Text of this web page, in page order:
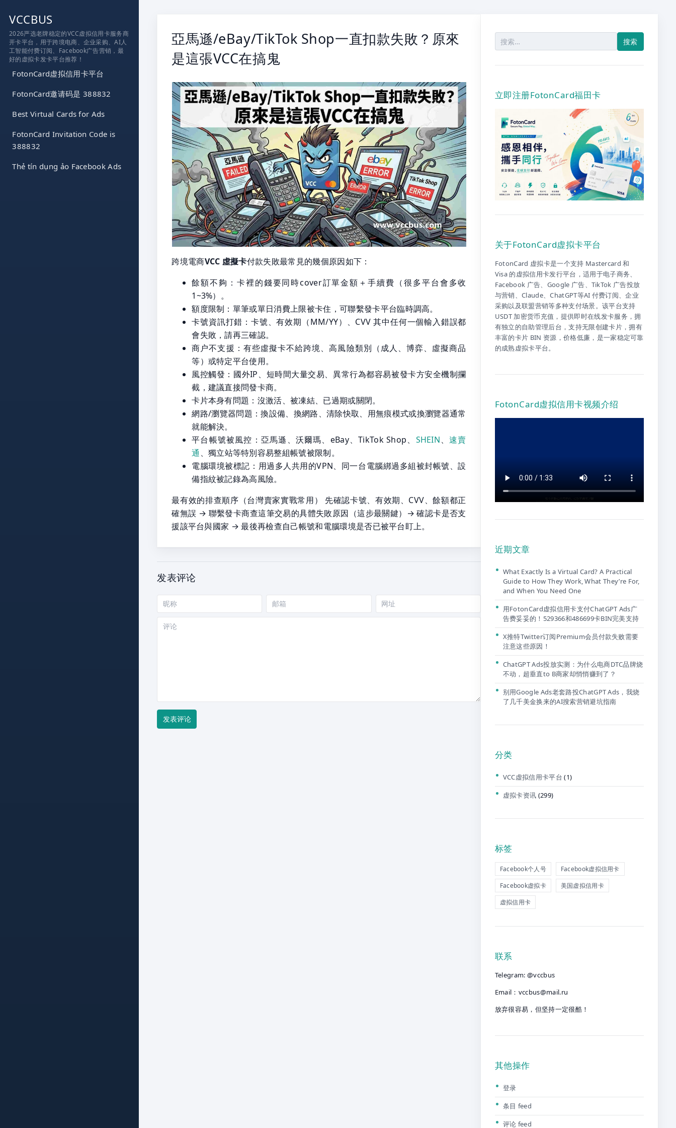
VCCBUS
2026严选老牌稳定的VCC虚拟信用卡服务商
开卡平台，用于跨境电商、企业采购、AI人
工智能付费订阅、Facebook广告营销，最
好的虚拟卡发卡平台推荐！
FotonCard虚拟信用卡平台
FotonCard邀请码是 388832
Best Virtual Cards for Ads
FotonCard Invitation Code is
388832
Thẻ tín dụng ảo Facebook Ads
亞馬遜/eBay/TikTok Shop一直扣款失敗？原來
是這張VCC在搞鬼
跨境電商VCC 虛擬卡付款失敗最常見的幾個原因如下：
餘額不夠：卡裡的錢要同時cover訂單金額＋手續費（很多平台會多收
1~3%）。
額度限制：單筆或單日消費上限被卡住，可聯繫發卡平台臨時調高。
卡號資訊打錯：卡號、有效期（MM/YY）、CVV 其中任何一個輸入錯誤都
會失敗，請再三確認。
商户不支援：有些虛擬卡不給跨境、高風險類別（成人、博弈、虛擬商品
等）或特定平台使用。
風控觸發：國外IP、短時間大量交易、異常行為都容易被發卡方安全機制攔
截，建議直接問發卡商。
卡片本身有問題：沒激活、被凍結、已過期或關閉。
網路/瀏覽器問題：換設備、換網路、清除快取、用無痕模式或換瀏覽器通常
就能解決。
平台帳號被風控：亞馬遜、沃爾瑪、eBay、TikTok Shop、 SHEIN、速賣
通 、獨立站等特別容易整組帳號被限制。
電腦環境被標記：用過多人共用的VPN、同一台電腦綁過多組被封帳號、設
備指紋被記錄為高風險。
最有效的排查順序（台灣賣家實戰常用） 先確認卡號、有效期、CVV、餘額都正
確無誤 → 聯繫發卡商查這筆交易的具體失敗原因（這步最關鍵）→ 確認卡是否支
援該平台與國家 → 最後再檢查自己帳號和電腦環境是否已被平台盯上。
发表评论
评
昵
称
邮
箱
网
站
索：
立即注册FotonCard福田卡
关于FotonCard虚拟卡平台
FotonCard 虚拟卡是一个支持 Mastercard 和
Visa 的虚拟信用卡发行平台，适用于电子商务、
Facebook 广告、Google 广告、TikTok 广告投放
与营销、Claude、ChatGPT等AI 付费订阅、企业
采购以及联盟营销等多种支付场景。该平台支持
USDT 加密货币充值，提供即时在线发卡服务，拥
有独立的自助管理后台，支持无限创建卡片，拥有
丰富的卡片 BIN 资源，价格低廉，是一家稳定可靠
的成熟虚拟卡平台。
FotonCard虚拟信用卡视频介绍
近期文章
What Exactly Is a Virtual Card? A Practical
Guide to How They Work, What They’re For,
and When You Need One
用FotonCard虚拟信用卡支付ChatGPT Ads广
告费妥妥的！529366和486699卡BIN完美支持
X推特Twitter订阅Premium会员付款失败需要
注意这些原因！
ChatGPT Ads投放实测：为什么电商DTC品牌烧
不动，超垂直to B商家却悄悄赚到了？
别用Google Ads老套路投ChatGPT Ads，我烧
了几千美金换来的AI搜索营销避坑指南
分类
VCC虚拟信用卡平台 (1)
虚拟卡资讯 (299)
标签
Facebook个人号
Facebook虚拟信用卡
Facebook虚拟卡
美国虚拟信用卡
虚拟信用卡
联系
Telegram: @vccbus
Email： vccbus@mail.ru
放弃很容易，但坚持一定很酷！
其他操作
登录
条目 feed
评论 feed